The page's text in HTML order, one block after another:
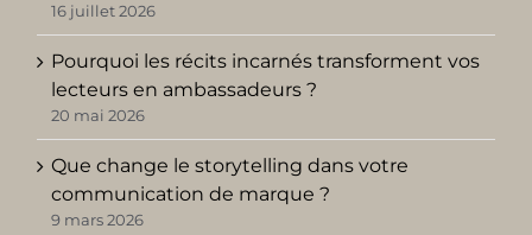
16 juillet 2026
Pourquoi les récits incarnés transforment vos
lecteurs en ambassadeurs ?
20 mai 2026
Que change le storytelling dans votre
communication de marque ?
9 mars 2026